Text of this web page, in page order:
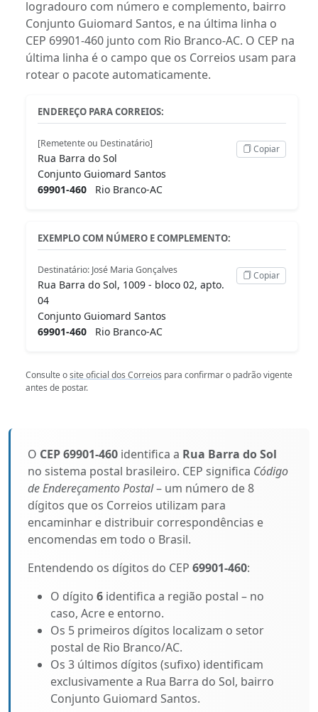
logradouro com número e complemento, bairro
Conjunto Guiomard Santos, e na última linha o
CEP 69901-460 junto com Rio Branco-AC. O CEP na
última linha é o campo que os Correios usam para
rotear o pacote automaticamente.
ENDEREÇO PARA CORREIOS:
[Remetente ou Destinatário]
Rua Barra do Sol
Conjunto Guiomard Santos
69901-460 Rio Branco-AC
Copiar
EXEMPLO COM NÚMERO E COMPLEMENTO:
Destinatário: José Maria Gonçalves
Rua Barra do Sol, 1009 - bloco 02, apto.
04
Conjunto Guiomard Santos
69901-460 Rio Branco-AC
Copiar
Consulte osite oficial dos Correios para confirmar o padrão vigente
antes de postar.
O CEP 69901-460 identifica a Rua Barra do Sol
no sistema postal brasileiro. CEP significa Código
de Endereçamento Postal– um número de 8
dígitos que os Correios utilizam para
encaminhar e distribuir correspondências e
encomendas em todo o Brasil.
Entendendo os dígitos do CEP 69901-460:
O dígito 6 identifica a região postal – no
caso, Acre e entorno.
Os 5 primeiros dígitos localizam o setor
postal de Rio Branco/AC.
Os 3 últimos dígitos (sufixo) identificam
exclusivamente a Rua Barra do Sol, bairro
Conjunto Guiomard Santos.